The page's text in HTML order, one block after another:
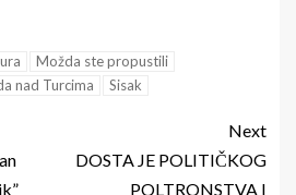
Možda ste propustili
nad Turcima Sisak
Next
DOSTA JE POLITIČKOG
POLTRONSTVA I